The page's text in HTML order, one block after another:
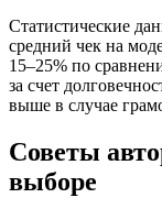
Статистические
средний чек на
15–25% по
за счет
выше в случае
Советы
выборе